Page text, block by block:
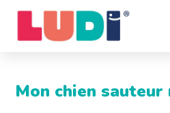
Mon chien sauteur